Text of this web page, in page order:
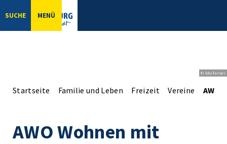
SUCHE MENÜ
© bbsferrari
Startseite Familie und Leben Freizeit Vereine AWO
AWO Wohnen mit